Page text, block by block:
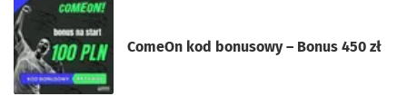
ComeOn kod bonusowy – Bonus 450 zł